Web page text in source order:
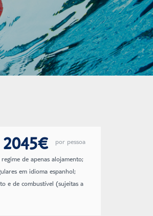
2045€ por pessoa
de apenas alojamento;
em idioma espanhol;
e de combustível (sujeitas a